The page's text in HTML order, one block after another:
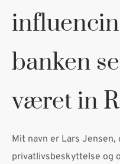
banken
været in
Mit navn er Lars
privatlivsbeskyttelse og